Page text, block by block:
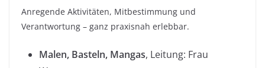
Anregende Aktivitäten, Mitbestimmung und
Verantwortung – ganz praxisnah erlebbar.
Malen, Basteln, Mangas, Leitung: Frau